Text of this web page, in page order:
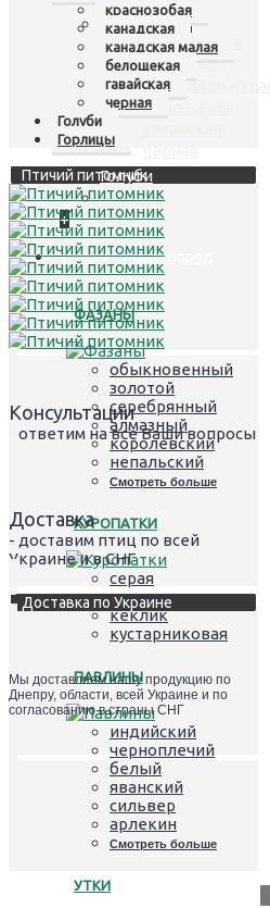
Казарки
+
краснозобая
канадская
канадская малая
белощекая
Голуби
Горлицы
+
Птицы лучших пород
ФАЗАНЫ
обыкновенный
золотой
серебрянный
алмазный
королевский
непальский
Смотреть больше
КУРОПАТКИ
серая
красная
кеклик
кустарниковая
ПАВЛИНЫ
индийский
черноплечий
белый
яванский
сильвер
арлекин
Смотреть больше
УТКИ
краснозобая
канадская
канадская малая
белощекая
гавайская
черная
Голуби
Горлицы
Птичий питомник
Консультации
- ответим на все Ваши вопросы
Доставка
- доставим птиц по всей
Украине и в СНГ
Доставка по Украине
Мы доставляем нашу продукцию по
Днепру, области, всей Украине и по
согласованию в страны СНГ